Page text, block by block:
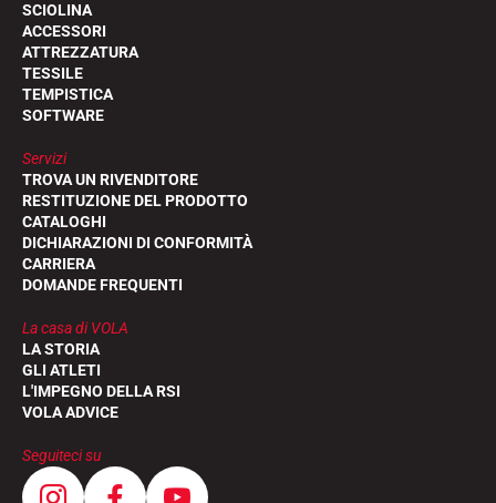
SCIOLINA
ACCESSORI
ATTREZZATURA
TESSILE
TEMPISTICA
SOFTWARE
Servizi
TROVA UN RIVENDITORE
RESTITUZIONE DEL PRODOTTO
CATALOGHI
DICHIARAZIONI DI CONFORMITÀ
CARRIERA
DOMANDE FREQUENTI
La casa di VOLA
LA STORIA
GLI ATLETI
L'IMPEGNO DELLA RSI
VOLA ADVICE
Seguiteci su